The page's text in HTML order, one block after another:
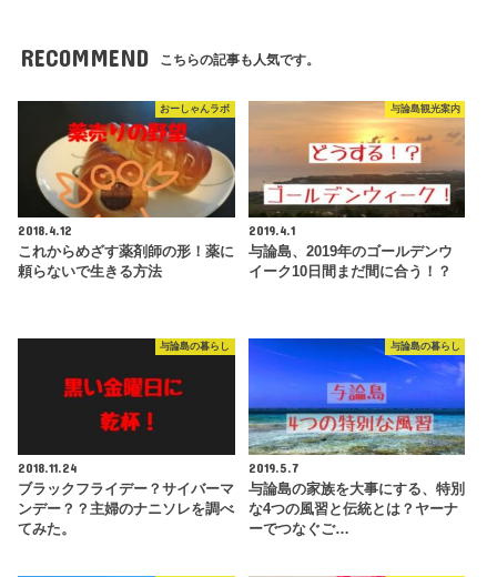
RECOMMEND こちらの記事も人気です。
おーしゃんラボ
2018.4.12
これからめざす薬剤師の形！薬に
頼らないで生きる方法
与論島観光案内
2019.4.1
与論島、2019年のゴールデンウ
イーク10日間まだ間に合う！？
与論島の暮らし
2018.11.24
ブラックフライデー？サイバーマ
ンデー？？主婦のナニソレを調べ
てみた。
与論島の暮らし
2019.5.7
与論島の家族を大事にする、特別
な4つの風習と伝統とは？ヤーナ
ーでつなぐご…